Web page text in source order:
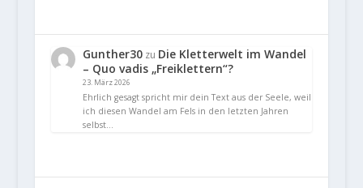
Gunther30zu Die Kletterwelt im Wandel
– Quo vadis „Freiklettern“?
23. März 2026
Ehrlich gesagt spricht mir dein Text aus der Seele, weil
ich diesen Wandel am Fels in den letzten Jahren
selbst…